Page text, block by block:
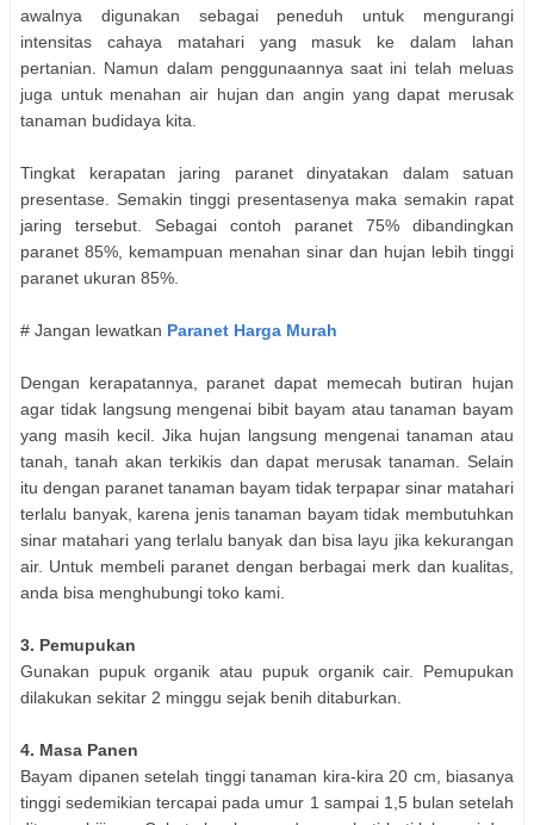
awalnya digunakan sebagai peneduh untuk mengurangi
intensitas cahaya matahari yang masuk ke dalam lahan
pertanian. Namun dalam penggunaannya saat ini telah meluas
juga untuk menahan air hujan dan angin yang dapat merusak
tanaman budidaya kita.
Tingkat kerapatan jaring paranet dinyatakan dalam satuan
presentase. Semakin tinggi presentasenya maka semakin rapat
jaring tersebut. Sebagai contoh paranet 75% dibandingkan
paranet 85%, kemampuan menahan sinar dan hujan lebih tinggi
paranet ukuran 85%.
# Jangan lewatkan Paranet Harga Murah
Dengan kerapatannya, paranet dapat memecah butiran hujan
agar tidak langsung mengenai bibit bayam atau tanaman bayam
yang masih kecil. Jika hujan langsung mengenai tanaman atau
tanah, tanah akan terkikis dan dapat merusak tanaman. Selain
itu dengan paranet tanaman bayam tidak terpapar sinar matahari
terlalu banyak, karena jenis tanaman bayam tidak membutuhkan
sinar matahari yang terlalu banyak dan bisa layu jika kekurangan
air. Untuk membeli paranet dengan berbagai merk dan kualitas,
anda bisa menghubungi toko kami.
3. Pemupukan
Gunakan pupuk organik atau pupuk organik cair. Pemupukan
dilakukan sekitar 2 minggu sejak benih ditaburkan.
4. Masa Panen
Bayam dipanen setelah tinggi tanaman kira-kira 20 cm, biasanya
tinggi sedemikian tercapai pada umur 1 sampai 1,5 bulan setelah